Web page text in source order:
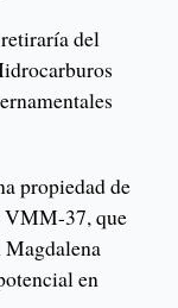
del
propiedad de
VMM-37, que
Magdalena
en